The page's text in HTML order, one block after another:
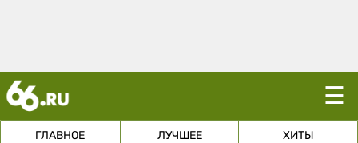
☰
ГЛАВНОЕ ЛУЧШЕЕ ХИТЫ